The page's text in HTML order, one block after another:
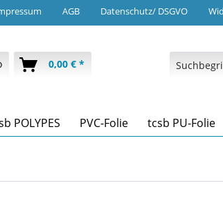
AGB Datenschutz/ DSGVO
0,00 € *
POLYPES PVC-Folie tcsb PU-Folie